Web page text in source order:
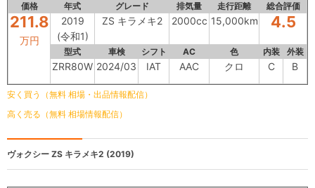
価格 年式 グレード 排気量 走行距離 総合評価
211.8
万円
2019
(令和1)
ZS キラメキ2 2000cc 15,000km 4.5
型式 車検 シフト AC 色 内装 外装
ZRR80W 2024/03 IAT AAC クロ C B
安く買う（無料 相場・出品情報配信）
高く売る（無料 相場情報配信）
ヴォクシー ZS キラメキ2 (2019)